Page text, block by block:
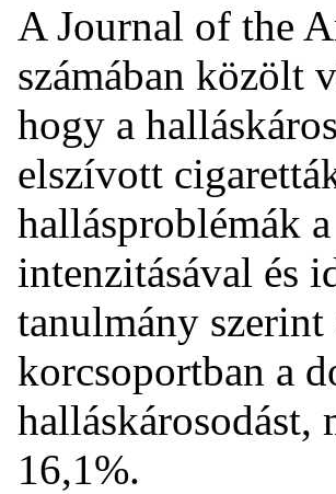
A Journal of the
számában közölt
hogy a
elszívott
hallásproblémák
intenzitásával és
tanulmány
korcsoportban a
halláskárosodást,
16,1%.